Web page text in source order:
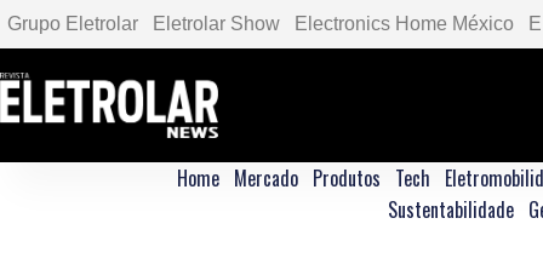
Grupo Eletrolar Eletrolar Show Electronics Home México
Home Mercado Produtos Tech
Sustentabilidade